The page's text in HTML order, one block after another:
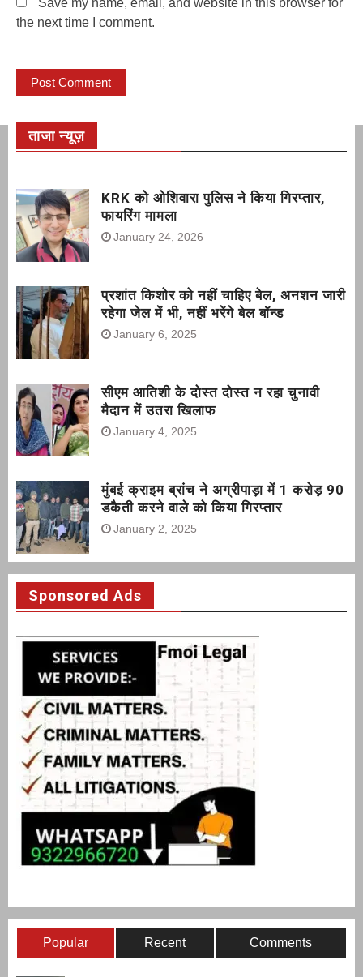
Save my name, email, and website in this browser for
the next time I comment.
ताजा न्यूज़
KRK को ओशिवारा पुलिस ने किया गिरप्तार,
फायरिंग मामला
January 24, 2026
प्रशांत किशोर को नहीं चाहिए बेल, अनशन जारी
रहेगा जेल में भी, नहीं भरेंगे बेल बॉन्ड
January 6, 2025
सीएम आतिशी के दोस्त दोस्त न रहा चुनावी
मैदान में उतरा खिलाफ
January 4, 2025
मुंबई क्राइम ब्रांच ने अग्रीपाड़ा में 1 करोड़ 90
डकैती करने वाले को किया गिरप्तार
January 2, 2025
Sponsored Ads
Popular Recent Comments